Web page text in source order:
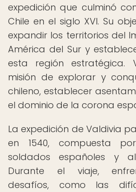
expedición que culminó
Chile en el siglo XVI. Su
expandir los territorios del
América del Sur y
esta región estratégica.
misión de explorar y
chileno, establecer
el dominio de la corona
La expedición de Valdivia
en 1540, compuesta
soldados españoles y
Durante el viaje,
desafíos, como las